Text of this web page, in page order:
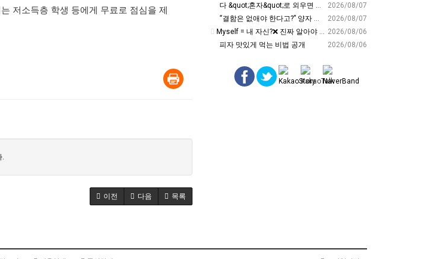
저소득층 학생 등에게 무료로 점심을 제
.
이전 다음 목록
2026/08/07
다 &quot;혼자&quot;로 외우면 틀려요. Alone????By myself????On my own
2026/08/07
“결함은 없애야 한다고?” 양자 연구자가 밝힌 신비: 없애려던 흠이 무기가 되는 방법 | 이정현 KIST 양자기술연구단 선임연구원 | 양자 컴퓨터 인생 | 세바시 2121회
2026/08/06
Myself = 내 자신?❌ 진짜 알아야 할 뜻????
2026/08/06
피자 맛있게 먹는 비법 공개